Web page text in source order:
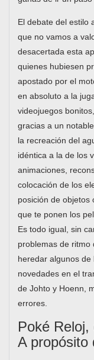
El debate del estilo
que no vamos a
desacertada esta
quienes hubiesen
apostado por el
en absoluto a la
videojuegos
gracias a un
la recreación del
idéntica a la de los
animaciones,
colocación de los
posición de objetos
que te ponen los
Es todo igual, sin
problemas de ritmo
heredar algunos
novedades en el
de Johto y Hoenn,
errores.
Poké
A propósito